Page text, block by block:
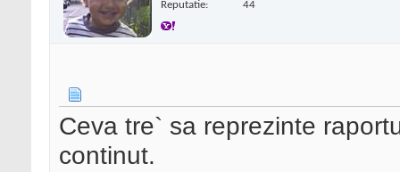
Reputatie: 44
Ceva tre` sa reprezinte
continut.